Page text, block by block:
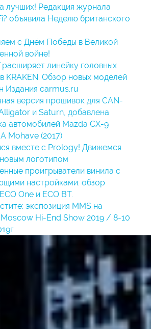
лучших! Редакция журнала
объявила Неделю британского
с Днём Победы в Великой
войне!
расширяет линейку головных
KRAKEN. Обзор новых моделей
Издания carmus.ru
версия прошивок для CAN-
и Saturn, добавлена
автомобилей Mazda CX-9
Mohave (2017)
вместе с Prology! Движемся
логотипом
проигрыватели винила с
настройками: обзор
One и ECO BT.
экспозиция MMS на
Moscow Hi-End Show 2019 / 8-10